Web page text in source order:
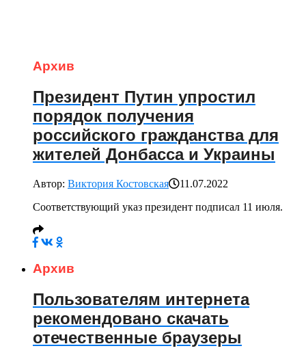
Архив
Президент Путин упростил
порядок получения
российского гражданства для
жителей Донбасса и Украины
Автор: Виктория Костовская
11.07.2022
Соответствующий указ президент подписал 11 июля.
Архив
Пользователям интернета
рекомендовано скачать
отечественные браузеры